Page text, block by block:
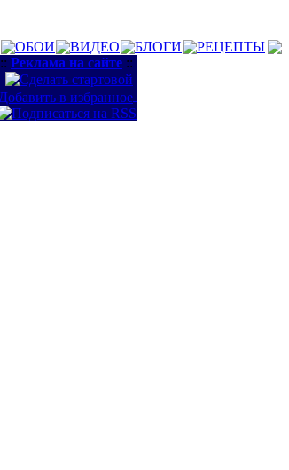
ОБОИ ВИДЕО БЛОГИ
РЕЦЕПТЫ
:: Реклама на сайте ::